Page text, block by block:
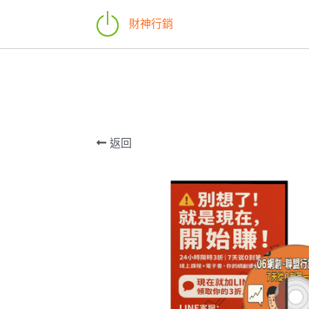
財神行銷
返回